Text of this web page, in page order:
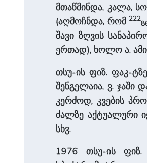
მთაწმინდა, კალა,
(აღმოჩნდა, რომ 222
შავი ზღვის
ერთად), ხოლო ა.
თსუ-ის ფიზ. ფაკ-
შენგელაია, ვ. ჯაში
კერძოდ, კვების
ძალზე აქტუალური
სხვ.
1976 თსუ-ის ფიზ.